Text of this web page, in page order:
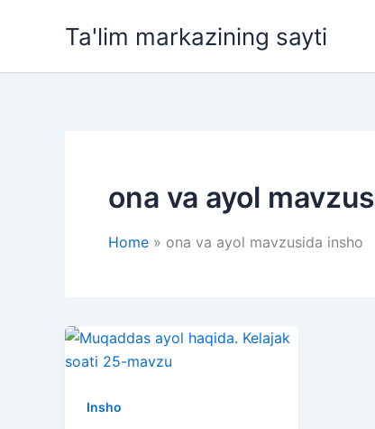
Ta'lim markazining sayti
ona va ayol
Home ona va ayol mavzusida insho
Insho